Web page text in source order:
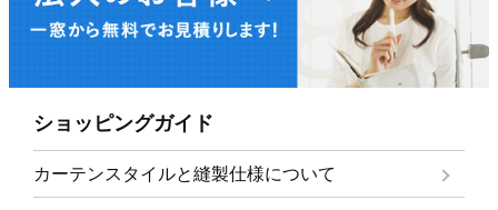
ショッピングガイド
カーテンスタイルと縫製仕様について